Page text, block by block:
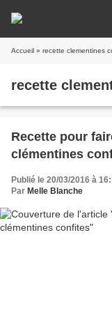
Accueil » recette clementines
recette
Recette pour
clémentines
Publié le 20/03/2016 à
Par Melle Blanche